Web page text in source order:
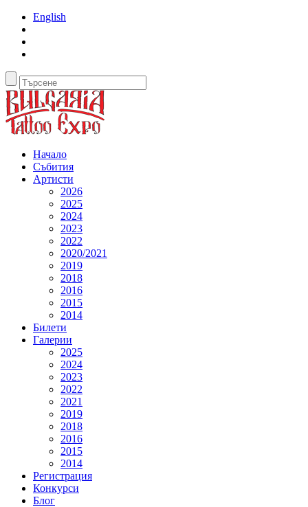
English
Начало
Събития
Артисти
2026
2025
2024
2023
2022
2020/2021
2019
2018
2016
2015
2014
Билети
Галерии
2025
2024
2023
2022
2021
2019
2018
2016
2015
2014
Регистрация
Конкурси
Блог